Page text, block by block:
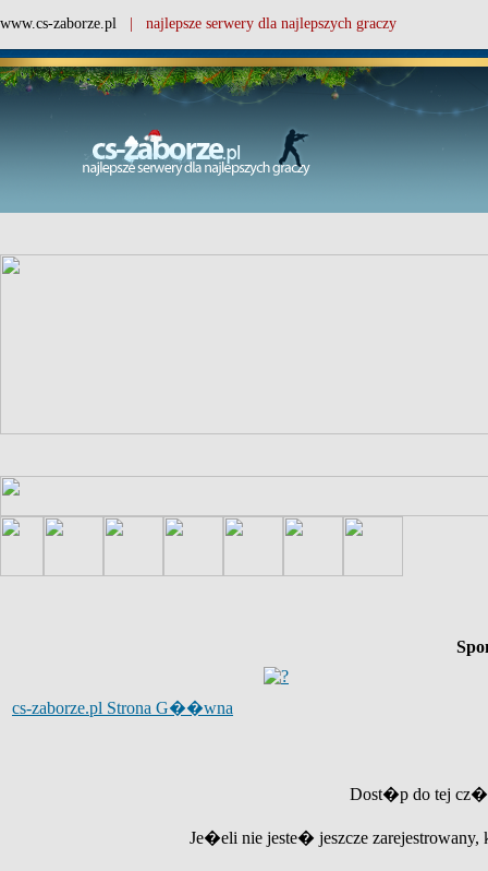
www.cs-zaborze.pl | najlepsze serwery dla najlepszych graczy
cs-zaborze.pl Strona G��wna
Dost�p do tej
Je�eli nie jeste� jeszcze